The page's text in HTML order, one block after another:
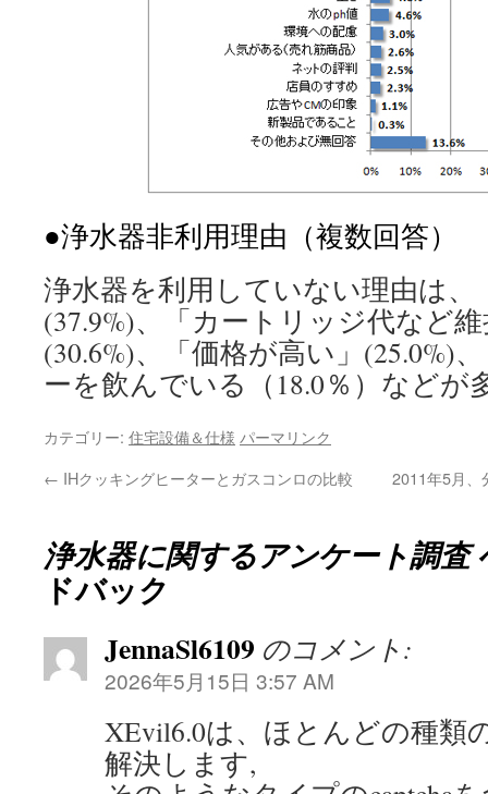
●浄水器非利用理由（複数回答）
浄水器を利用していない理由は、
(37.9%)、「カートリッジ代など
(30.6%)、「価格が高い」(25.0%)
ーを飲んでいる（18.0％）などが
カテゴリー: 住宅設備＆仕様 パーマリンク
← IHクッキングヒーターとガスコンロの比較 2011年5月、
浄水器に関するアンケート調査
ドバック
JennaSl6109 のコメント:
2026年5月15日 3:57 AM
XEvil6.0は、ほとんどの種類
解決します,